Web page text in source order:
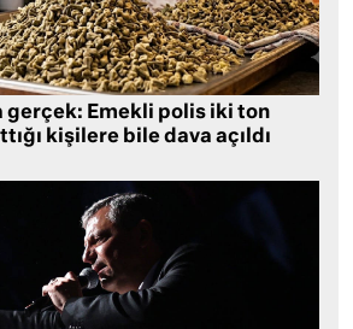
gerçek: Emekli polis iki ton
kişilere bile dava açıldı